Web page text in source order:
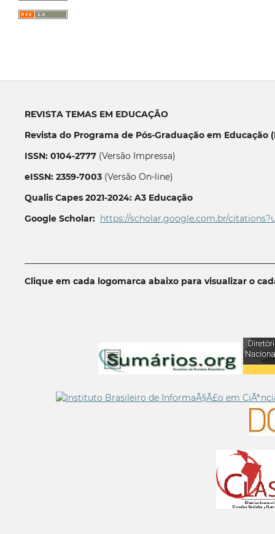
REVISTA TEMAS EM EDUCAÇÃO
Revista do Programa de Pós-Graduação em Educação
ISSN: 0104-2777(Versão Impressa)
eISSN: 2359-7003(Versão On-line)
Qualis Capes 2021-2024: A3 Educação
Google Scholar: https://scholar.google.com.br/
Clique em cada logomarca abaixo para visualizar o